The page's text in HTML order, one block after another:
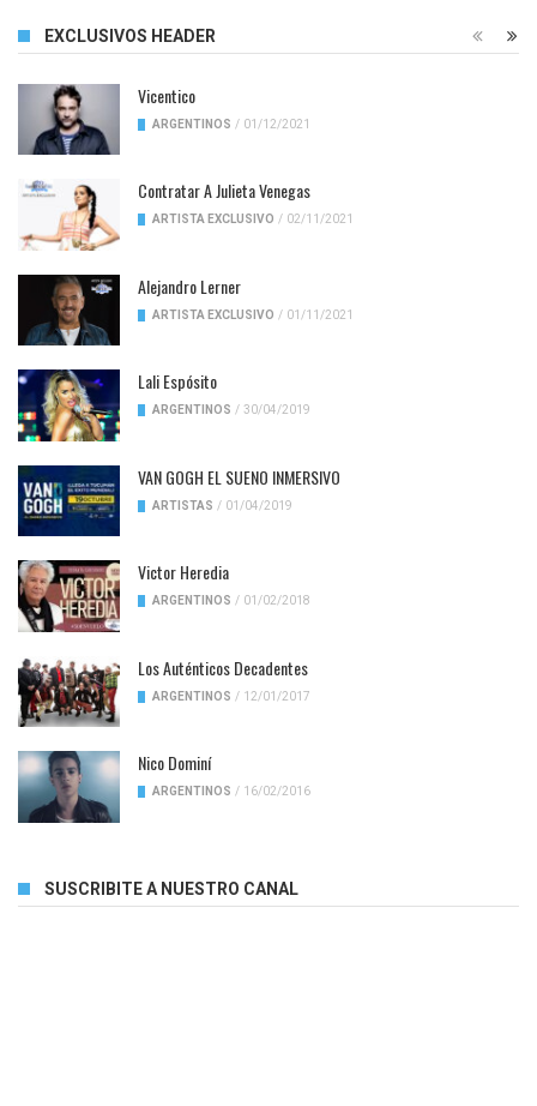
EXCLUSIVOS HEADER
Vicentico
ARGENTINOS / 01/12/2021
Contratar A Julieta Venegas
ARTISTA EXCLUSIVO / 02/11/2021
Alejandro Lerner
ARTISTA EXCLUSIVO / 01/11/2021
Lali Espósito
ARGENTINOS / 30/04/2019
VAN GOGH EL SUENO INMERSIVO
ARTISTAS / 01/04/2019
Victor Heredia
ARGENTINOS / 01/02/2018
Los Auténticos Decadentes
ARGENTINOS / 12/01/2017
Nico Dominí
ARGENTINOS / 16/02/2016
SUSCRIBITE A NUESTRO CANAL